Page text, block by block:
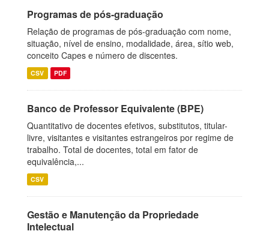
Programas de pós-graduação
Relação de programas de pós-graduação com nome,
situação, nível de ensino, modalidade, área, sítio web,
conceito Capes e número de discentes.
CSV PDF
Banco de Professor Equivalente (BPE)
Quantitativo de docentes efetivos, substitutos, titular-
livre, visitantes e visitantes estrangeiros por regime de
trabalho. Total de docentes, total em fator de
equivalência,...
CSV
Gestão e Manutenção da Propriedade
Intelectual